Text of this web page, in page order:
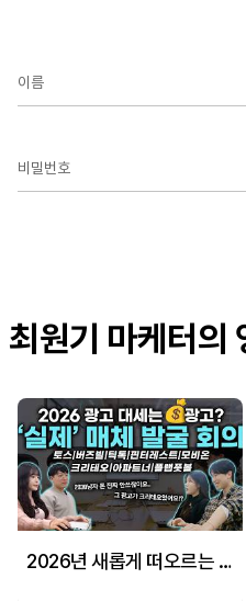
이름
비밀번호
최원기 마케터의
2026년 새롭게 떠오르는 매체는?